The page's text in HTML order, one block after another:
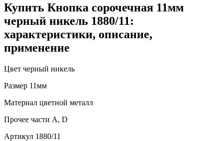
Купить Кнопка сорочечная 11мм
черный никель 1880/11:
характеристики, описание,
применение
Цвет черный никель
Размер 11мм
Материал цветной металл
Прочее части А, D
Артикул 1880/11